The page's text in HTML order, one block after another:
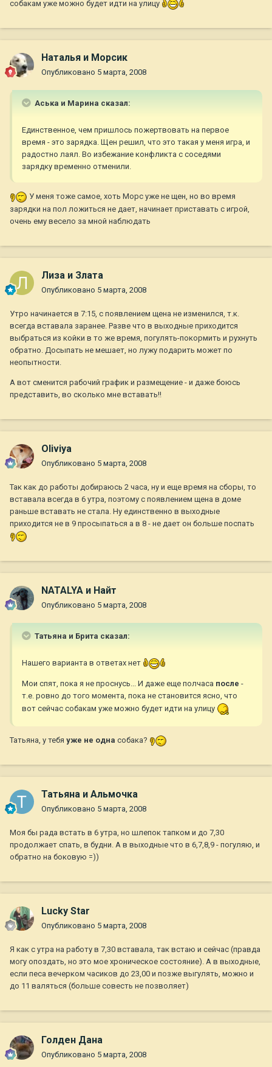
собакам уже можно будет идти на улицу
Наталья и Морсик
Опубликовано 5 марта, 2008
Аська и Марина сказал:
Единственное, чем пришлось пожертвовать на первое
время - это зарядка. Щен решил, что это такая у меня игра, и
радостно лаял. Во избежание конфликта с соседями
зарядку временно отменили.
У меня тоже самое, хоть Морс уже не щен, но во время
зарядки на пол ложиться не дает, начинает приставать с игрой,
очень ему весело за мной наблюдать
Лиза и Злата
Опубликовано 5 марта, 2008
Утро начинается в 7:15, с появлением щена не изменился, т.к.
всегда вставала заранее. Разве что в выходные приходится
выбраться из койки в то же время, погулять-покормить и рухнуть
обратно. Досыпать не мешает, но лужу подарить может по
неопытности.
А вот сменится рабочий график и размещение - и даже боюсь
представить, во сколько мне вставать!!
Oliviya
Опубликовано 5 марта, 2008
Так как до работы добираюсь 2 часа, ну и еще время на сборы, то
вставала всегда в 6 утра, поэтому с появлением щена в доме
раньше вставать не стала. Ну единственно в выходные
приходится не в 9 просыпаться а в 8 - не дает он больше поспать
NATALYA и Найт
Опубликовано 5 марта, 2008
Татьяна и Брита сказал:
Нашего варианта в ответах нет
Мои спят, пока я не проснусь... И даже еще полчаса после -
т.е. ровно до того момента, пока не становится ясно, что
вот сейчас собакам уже можно будет идти на улицу
Татьяна, у тебя уже не одна собака?
Татьяна и Альмочка
Опубликовано 5 марта, 2008
Моя бы рада встать в 6 утра, но шлепок тапком и до 7,30
продолжает спать, в будни. А в выходные что в 6,7,8,9 - погуляю, и
обратно на боковую =))
Lucky Star
Опубликовано 5 марта, 2008
Я как с утра на работу в 7,30 вставала, так встаю и сейчас (правда
могу опоздать, но это мое хроническое состояние). А в выходные,
если песа вечерком часиков до 23,00 и позже выгулять, можно и
до 11 валяться (больше совесть не позволяет)
Голден Дана
Опубликовано 5 марта, 2008